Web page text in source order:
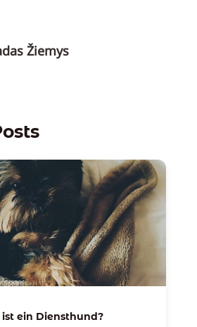
Žiemys
ist ein Diensthund?